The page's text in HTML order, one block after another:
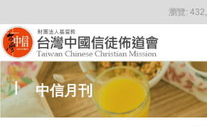
瀏覽:
中信月刊